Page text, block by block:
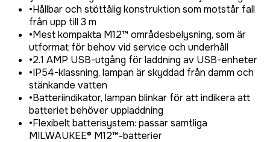
•Hållbar och stöttålig konstruktion som motstår fall
från upp till 3 m
•Mest kompakta M12™ områdesbelysning, som är
utformat för behov vid service och underhåll
•2.1 AMP USB-utgång för laddning av USB-enheter
•IP54-klassning, lampan är skyddad från damm och
stänkande vatten
•Batteriindikator, lampan blinkar för att indikera att
batteriet behöver uppladdning
•Flexibelt batterisystem: passar samtliga
MILWAUKEE® M12™-batterier